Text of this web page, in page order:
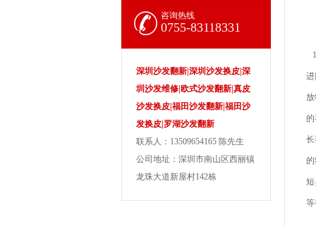
咨询热线
0755-83118331
深圳沙发翻新|深圳沙发换皮|深
圳沙发维修|欧式沙发翻新|真皮
沙发换皮|福田沙发翻新|福田沙
发换皮|罗湖沙发翻新
联系人：13509654165 陈先生
公司地址：深圳市南山区西丽镇
龙珠大道新屋村142栋
进
的
等